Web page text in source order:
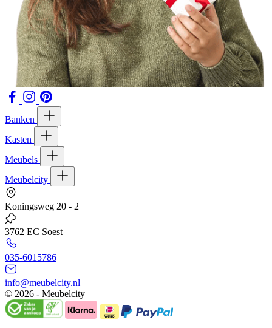
Banken
Kasten
Meubels
Meubelcity
Koningsweg 20 - 2
3762 EC Soest
035-6015786
info@meubelcity.nl
© 2026 - Meubelcity